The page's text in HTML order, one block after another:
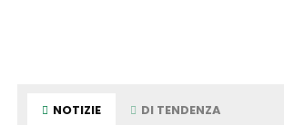
NOTIZIE DI TENDENZA